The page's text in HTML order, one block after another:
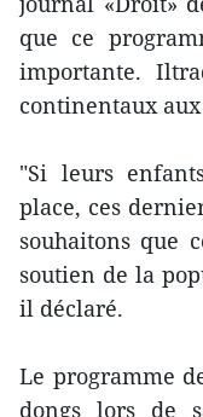
que ce
importante.
continentaux
"Si leurs
place, ces
souhaitons que
soutien de la
il déclaré.
Le programme
dongs lors de